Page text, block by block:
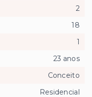
2
18
1
23 anos
Conceito
Residencial